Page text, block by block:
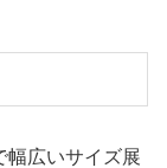
幅広いサイズ展